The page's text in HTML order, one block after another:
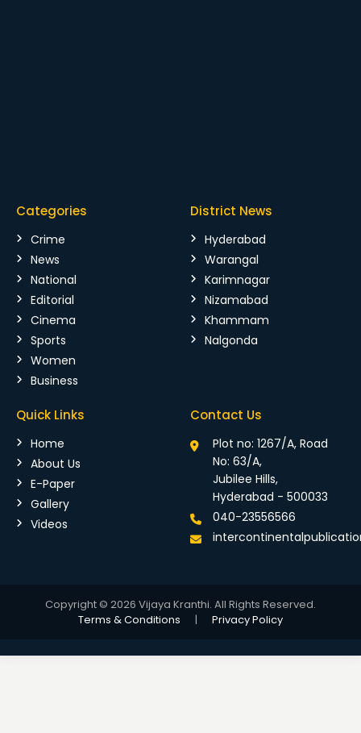
Categories
Crime
News
National
Editorial
Cinema
Sports
Women
Business
District News
Hyderabad
Warangal
Karimnagar
Nizamabad
Khammam
Nalgonda
Quick Links
Home
About Us
E-Paper
Gallery
Videos
Contact Us
Plot no: 1267/A, Road
No: 63/A,
Jubilee Hills,
Hyderabad - 500033
040-23556566
Copyright © 2026 Vijaya Kranthi. All Rights Reserved.
Terms & Conditions
| Privacy Policy